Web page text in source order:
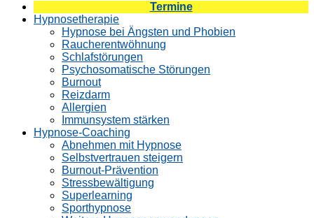
Termine
Hypnosetherapie
Hypnose bei Ängsten und Phobien
Raucherentwöhnung
Schlafstörungen
Psychosomatische Störungen
Burnout
Reizdarm
Allergien
Immunsystem stärken
Hypnose-Coaching
Abnehmen mit Hypnose
Selbstvertrauen steigern
Burnout-Prävention
Stressbewältigung
Superlearning
Sporthypnose